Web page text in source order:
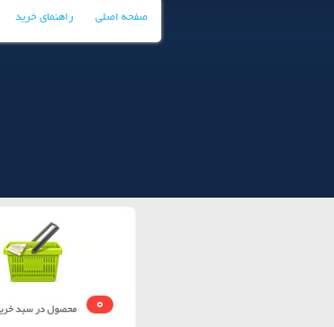
صفحه اصلی راهنمای خرید
0